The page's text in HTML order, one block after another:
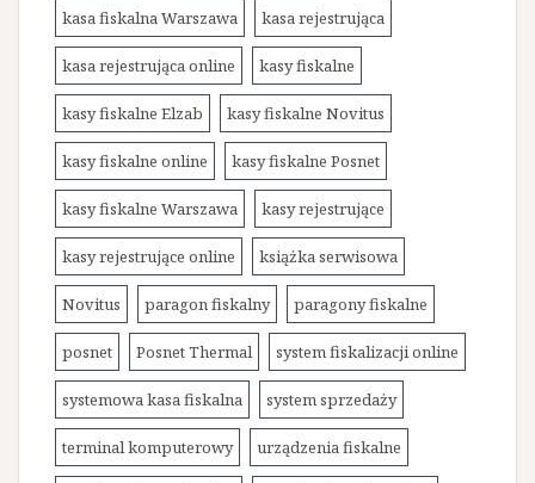
kasa fiskalna Warszawa kasa rejestrująca
kasa rejestrująca online kasy fiskalne
kasy fiskalne Elzab kasy fiskalne Novitus
kasy fiskalne online kasy fiskalne Posnet
kasy fiskalne Warszawa kasy rejestrujące
kasy rejestrujące online książka serwisowa
Novitus paragon fiskalny paragony fiskalne
posnet Posnet Thermal system fiskalizacji online
systemowa kasa fiskalna system sprzedaży
terminal komputerowy urządzenia fiskalne